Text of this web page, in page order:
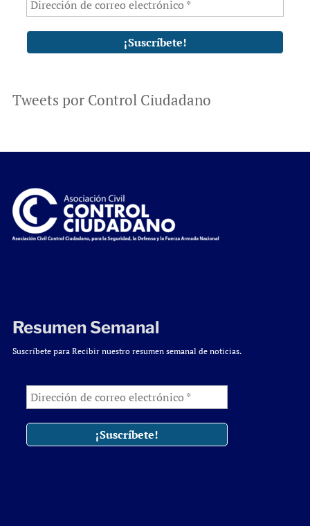
Tweets por Control Ciudadano
Resumen Semanal
Suscríbete para Recibir nuestro resumen semanal de noticias.